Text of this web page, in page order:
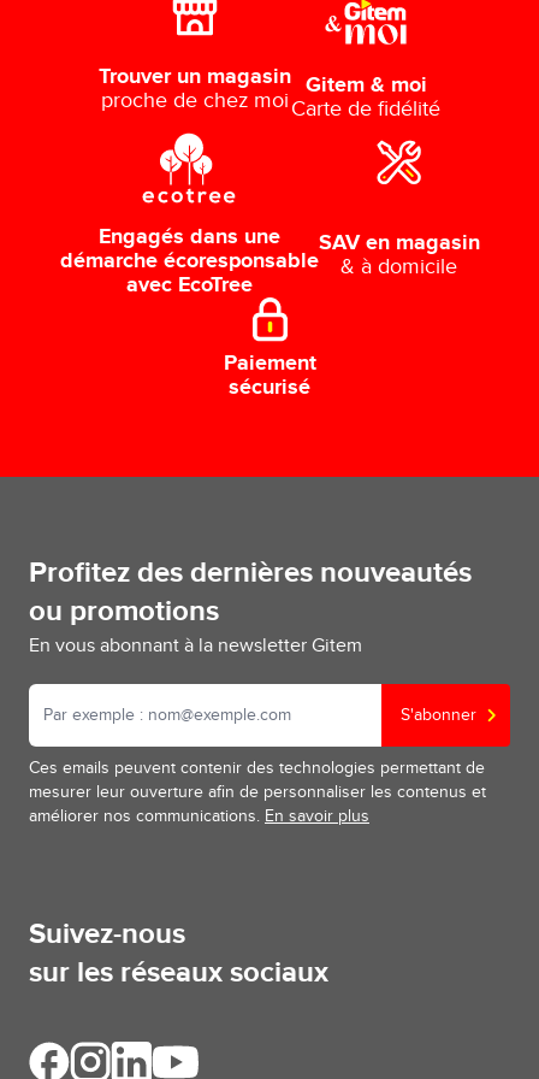
Trouver un magasin
proche de chez moi
Gitem & moi
Carte de fidélité
Engagés dans une
démarche écoresponsable
avec EcoTree
SAV en magasin
& à domicile
Paiement
sécurisé
Profitez des dernières nouveautés
ou promotions
En vous abonnant à la newsletter Gitem
S'abonner
Ces emails peuvent contenir des technologies permettant de
mesurer leur ouverture afin de personnaliser les contenus et
améliorer nos communications. En savoir plus
Suivez-nous
sur les réseaux sociaux